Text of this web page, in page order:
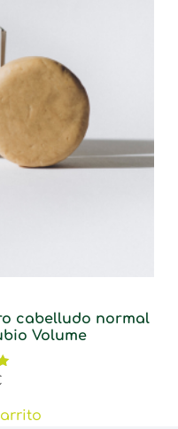
cabelludo normal
Volume